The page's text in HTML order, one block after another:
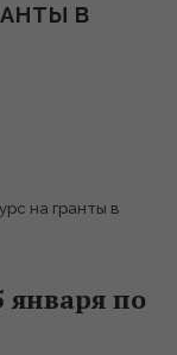
В
на гранты в
января по